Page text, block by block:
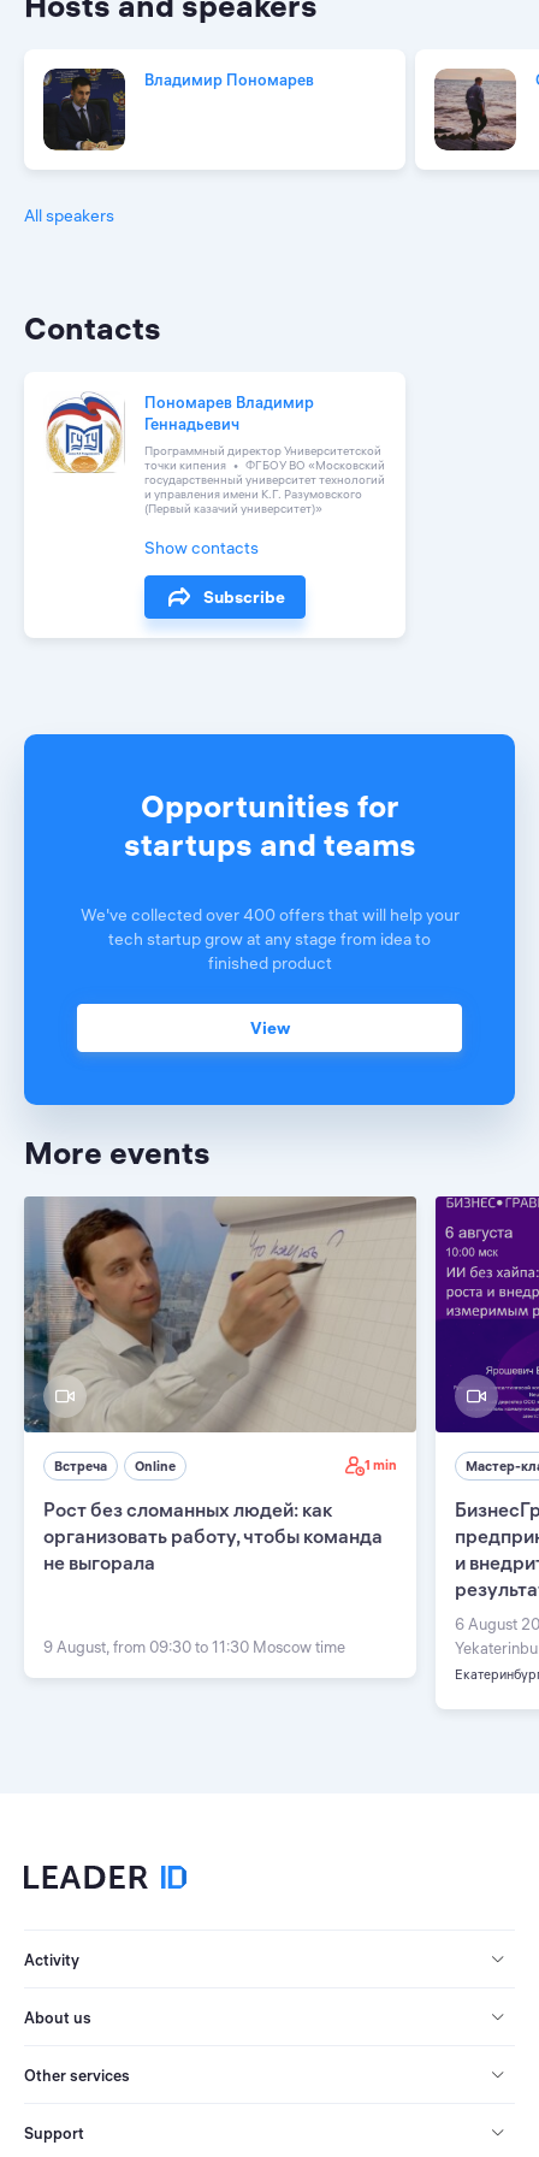
Владимир Пономарев
All speakers
Contacts
Пономарев Владимир
Геннадьевич
Программный директор Университетской
точки кипения
ФГБОУ ВО «Московский
государственный университет технологий
и управления имени К.Г. Разумовского
(Первый казачий университет)»
Show contacts
Subscribe
Opportunities for
startups and teams
We've collected over 400 offers that will help your
tech startup grow at any stage from idea to
finished product
View
More events
Встреча Online 1 min
Рост без сломанных людей: как
организовать работу, чтобы команда
не выгорала
9 August, from 09:30 to 11:30 Moscow time
Мастер-
и
6 August
Activity
About us
Other services
Support